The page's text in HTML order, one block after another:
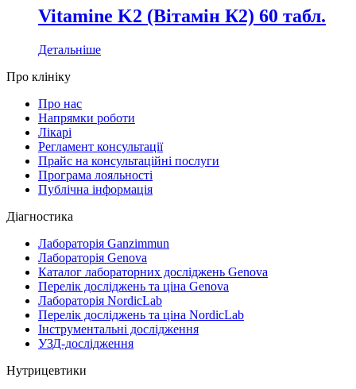
Vitamine K2 (Вітамін К2) 60 табл.
Детальніше
Про клініку
Про нас
Напрямки роботи
Лікарі
Регламент консультації
Прайс на консультаційні послуги
Програма лояльності
Публічна інформація
Діагностика
Лабораторія Ganzimmun
Лабораторія Genova
Каталог лабораторних досліджень Genova
Перелік досліджень та ціна Genova
Лабораторія NordicLab
Перелік досліджень та ціна NordicLab
Інструментальні дослідження
УЗД-дослідження
Нутрицевтики